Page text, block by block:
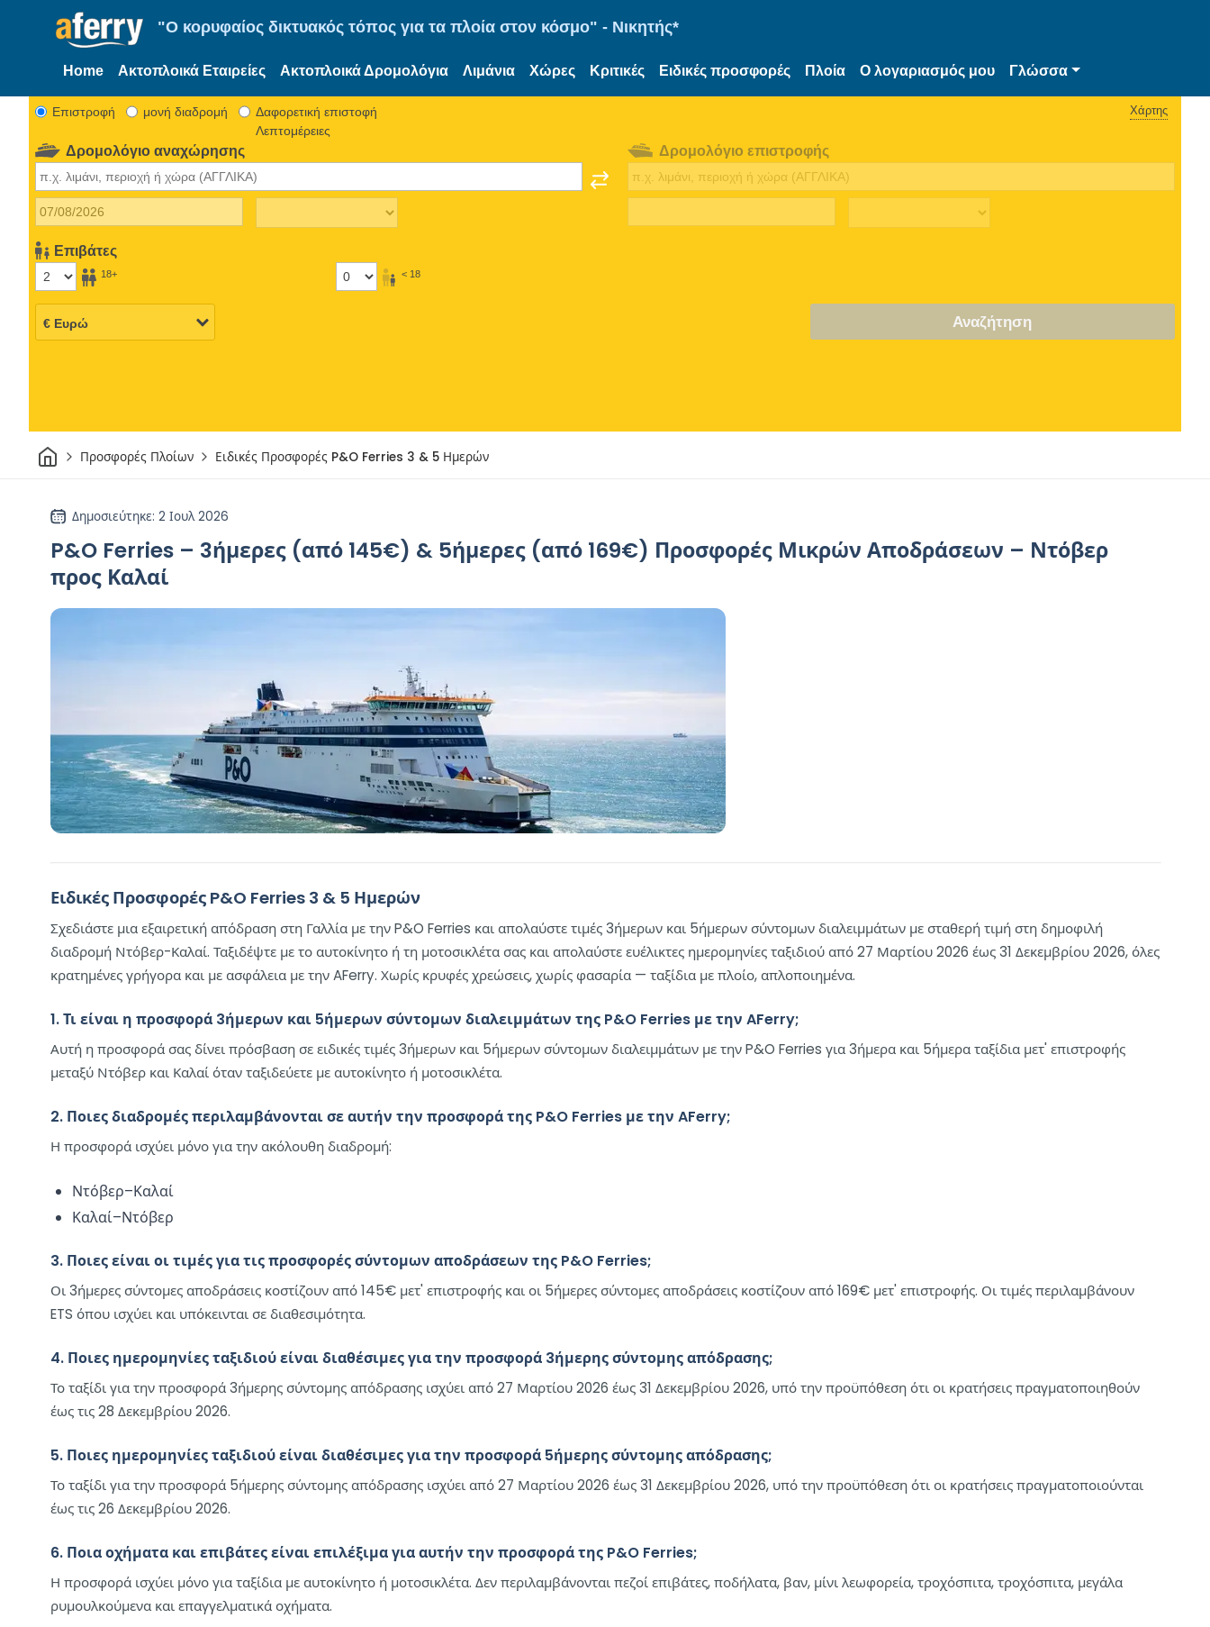
"Ο κορυφαίος δικτυακός τόπος για τα πλοία στον κόσμο" - Νικητής*
Home Ακτοπλοικά Εταιρείες Ακτοπλοικά Δρομολόγια Λιμάνια Χώρες Κριτικές Ειδικές προσφορές Πλοία Ο λογαριασμός μου Γλώσσα
Eπιστροφή μονή διαδρομή
Δαφορετική επιστοφή
Λεπτομέρειες
Χάρτης
Δρομολόγιο αναχώρησης
Επιβάτες
18+ < 18
Δρομολόγιο επιστροφής
Αναζήτηση
ΣπίτιΠροσφορές Πλοίων Ειδικές Προσφορές P&O Ferries 3 & 5 Ημερών
Δημοσιεύτηκε: 2 Ιουλ 2026
P&O Ferries – 3ήμερες (από 145€) & 5ήμερες (από 169€) Προσφορές Μικρών Αποδράσεων – Ντόβερ
προς Καλαί
Ειδικές Προσφορές P&O Ferries 3 & 5 Ημερών
Σχεδιάστε μια εξαιρετική απόδραση στη Γαλλία με την P&O Ferries και απολαύστε τιμές 3ήμερων και 5ήμερων σύντομων διαλειμμάτων με σταθερή τιμή στη δημοφιλή
διαδρομή Ντόβερ-Καλαί. Ταξιδέψτε με το αυτοκίνητο ή τη μοτοσικλέτα σας και απολαύστε ευέλικτες ημερομηνίες ταξιδιού από 27 Μαρτίου 2026 έως 31 Δεκεμβρίου 2026, όλες
κρατημένες γρήγορα και με ασφάλεια με την AFerry. Χωρίς κρυφές χρεώσεις, χωρίς φασαρία — ταξίδια με πλοίο, απλοποιημένα.
1. Τι είναι η προσφορά 3ήμερων και 5ήμερων σύντομων διαλειμμάτων της P&O Ferries με την AFerry;
Αυτή η προσφορά σας δίνει πρόσβαση σε ειδικές τιμές 3ήμερων και 5ήμερων σύντομων διαλειμμάτων με την P&O Ferries για 3ήμερα και 5ήμερα ταξίδια μετ' επιστροφής
μεταξύ Ντόβερ και Καλαί όταν ταξιδεύετε με αυτοκίνητο ή μοτοσικλέτα.
2. Ποιες διαδρομές περιλαμβάνονται σε αυτήν την προσφορά της P&O Ferries με την AFerry;
Η προσφορά ισχύει μόνο για την ακόλουθη διαδρομή:
Ντόβερ–Καλαί
Καλαί–Ντόβερ
3. Ποιες είναι οι τιμές για τις προσφορές σύντομων αποδράσεων της P&O Ferries;
Οι 3ήμερες σύντομες αποδράσεις κοστίζουν από 145€ μετ' επιστροφής και οι 5ήμερες σύντομες αποδράσεις κοστίζουν από 169€ μετ' επιστροφής. Οι τιμές περιλαμβάνουν
ETS όπου ισχύει και υπόκεινται σε διαθεσιμότητα.
4. Ποιες ημερομηνίες ταξιδιού είναι διαθέσιμες για την προσφορά 3ήμερης σύντομης απόδρασης;
Το ταξίδι για την προσφορά 3ήμερης σύντομης απόδρασης ισχύει από 27 Μαρτίου 2026 έως 31 Δεκεμβρίου 2026, υπό την προϋπόθεση ότι οι κρατήσεις πραγματοποιηθούν
έως τις 28 Δεκεμβρίου 2026.
5. Ποιες ημερομηνίες ταξιδιού είναι διαθέσιμες για την προσφορά 5ήμερης σύντομης απόδρασης;
Το ταξίδι για την προσφορά 5ήμερης σύντομης απόδρασης ισχύει από 27 Μαρτίου 2026 έως 31 Δεκεμβρίου 2026, υπό την προϋπόθεση ότι οι κρατήσεις πραγματοποιούνται
έως τις 26 Δεκεμβρίου 2026.
6. Ποια οχήματα και επιβάτες είναι επιλέξιμα για αυτήν την προσφορά της P&O Ferries;
Η προσφορά ισχύει μόνο για ταξίδια με αυτοκίνητο ή μοτοσικλέτα. Δεν περιλαμβάνονται πεζοί επιβάτες, ποδήλατα, βαν, μίνι λεωφορεία, τροχόσπιτα, τροχόσπιτα, μεγάλα
ρυμουλκούμενα και επαγγελματικά οχήματα.